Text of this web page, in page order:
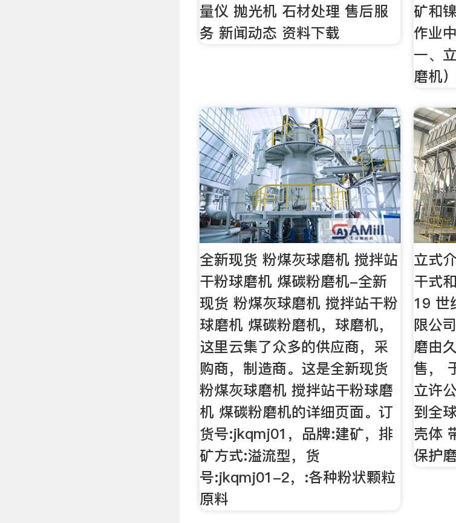
量仪 抛光机 石材处理 售后服
务 新闻动态 资料下载
矿和
作业
一、
磨机
全新现货 粉煤灰球磨机 搅拌站
干粉球磨机 煤碳粉磨机-全新
现货 粉煤灰球磨机 搅拌站干粉
球磨机 煤碳粉磨机，球磨机，
这里云集了众多的供应商，采
购商，制造商。这是全新现货
粉煤灰球磨机 搅拌站干粉球磨
机 煤碳粉磨机的详细页面。订
货号:jkqmj01，品牌:建矿，排
矿方式:溢流型，货
号:jkqmj01-2，:各种粉状颗粒
原料
立式
干式
19 世
限公
磨由
售，
立许
到全
壳体
保护